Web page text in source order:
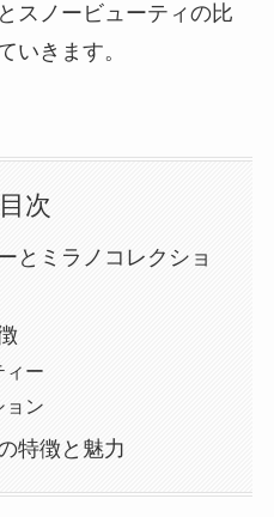
スノービューティの比
いきます。
目次
とミラノコレクショ
ィー
ョン
特徴と魅力